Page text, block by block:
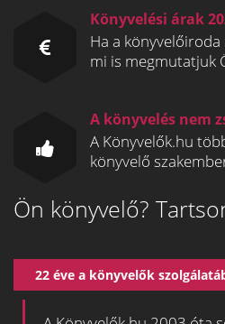
Könyvelési árak
Ha a
mi is megmutatjuk
A könyvelés nem
A Könyvelők.hu
könyvelő
Ön könyvelő?
22 éve a könyvelők